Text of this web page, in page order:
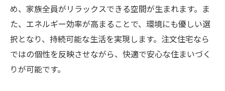
め、家族全員がリラックスできる空間が生まれます。ま
た、エネルギー効率が高まることで、環境にも優しい選
択となり、持続可能な生活を実現します。注文住宅なら
ではの個性を反映させながら、快適で安心な住まいづく
りが可能です。